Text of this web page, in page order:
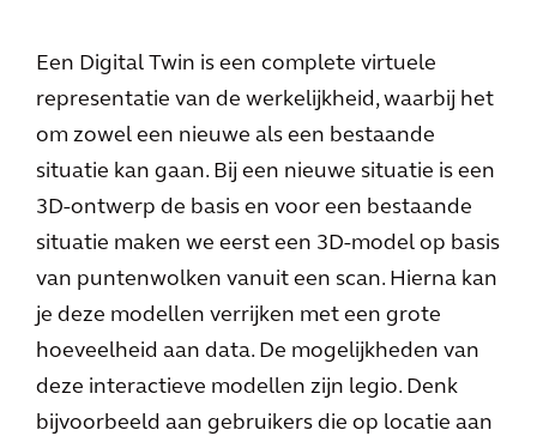
Een Digital Twin is een complete virtuele
representatie van de werkelijkheid, waarbij het
om zowel een nieuwe als een bestaande
situatie kan gaan. Bij een nieuwe situatie is een
3D-ontwerp de basis en voor een bestaande
situatie maken we eerst een 3D-model op basis
van puntenwolken vanuit een scan. Hierna kan
je deze modellen verrijken met een grote
hoeveelheid aan data. De mogelijkheden van
deze interactieve modellen zijn legio. Denk
bijvoorbeeld aan gebruikers die op locatie aan